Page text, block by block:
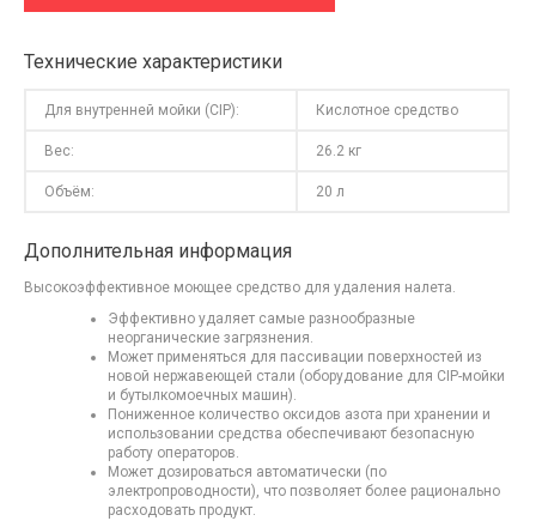
Технические характеристики
Для внутренней мойки (CIP): Кислотное средство
Вес: 26.2 кг
Объём: 20 л
Дополнительная информация
Высокоэффективное моющее средство для удаления налета.
Эффективно удаляет самые разнообразные
неорганические загрязнения.
Может применяться для пассивации поверхностей из
новой нержавеющей стали (оборудование для CIP-мойки
и бутылкомоечных машин).
Пониженное количество оксидов азота при хранении и
использовании средства обеспечивают безопасную
работу операторов.
Может дозироваться автоматически (по
электропроводности), что позволяет более рационально
расходовать продукт.